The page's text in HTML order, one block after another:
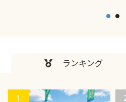
ランキング
1